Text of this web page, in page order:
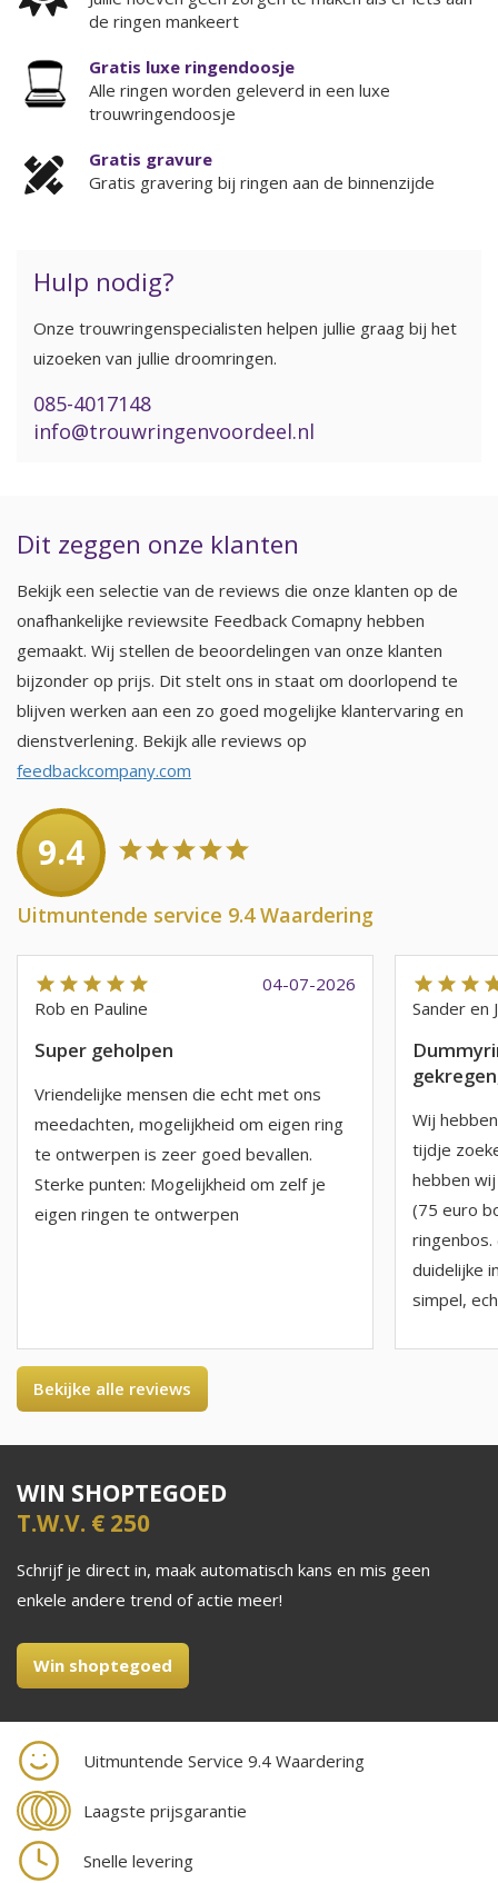
de ringen mankeert
Gratis luxe ringendoosje
Alle ringen worden geleverd in een luxe
trouwringendoosje
Gratis gravure
Gratis gravering bij ringen aan de binnenzijde
Hulp nodig?
Onze trouwringenspecialisten helpen jullie graag bij het
uizoeken van jullie droomringen.
085-4017148
info@trouwringenvoordeel.nl
Dit zeggen onze klanten
Bekijk een selectie van de reviews die onze klanten op de
onafhankelijke reviewsite Feedback Comapny hebben
gemaakt. Wij stellen de beoordelingen van onze klanten
bijzonder op prijs. Dit stelt ons in staat om doorlopend te
blijven werken aan een zo goed mogelijke klantervaring en
dienstverlening. Bekijk alle reviews op
feedbackcompany.com
9.4
Uitmuntende service 9.4 Waardering
Rob en Pauline
04-07-2026
Super geholpen
Vriendelijke mensen die echt met ons
meedachten, mogelijkheid om eigen ring
te ontwerpen is zeer goed bevallen.
Sterke punten: Mogelijkheid om zelf je
eigen ringen te ontwerpen
Sander en
Wij
tijdje
hebben
(75 euro
duidelijke
simpel,
Bekijke alle reviews
WIN SHOPTEGOED
T.W.V. € 250
Schrijf je direct in, maak automatisch kans en mis geen
enkele andere trend of actie meer!
Win shoptegoed
Uitmuntende Service 9.4 Waardering
Laagste prijsgarantie
Snelle levering